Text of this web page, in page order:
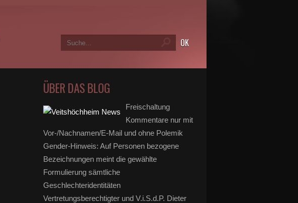
ÜBER DAS BLOG
Freischaltung
Kommentare nur mit
Vor-/Nachnamen/E-Mail und ohne Polemik
Gender-Hinweis: Auf Personen bezogene
Bezeichnungen meint die gewählte
Formulierung sämtliche
Geschlechteridentitäten
Vertretungsberechtigter und V.i.S.d.P. Dieter